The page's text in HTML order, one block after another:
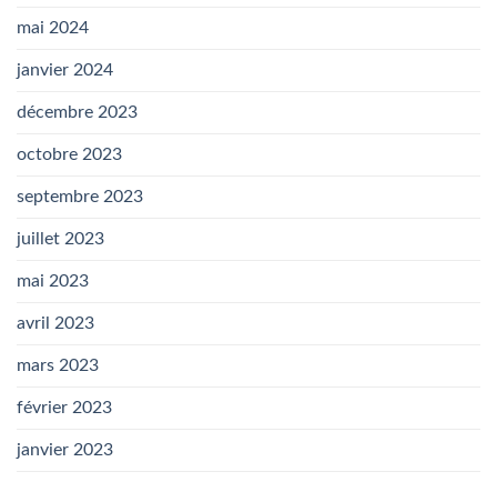
mai 2024
janvier 2024
décembre 2023
octobre 2023
septembre 2023
juillet 2023
mai 2023
avril 2023
mars 2023
février 2023
janvier 2023